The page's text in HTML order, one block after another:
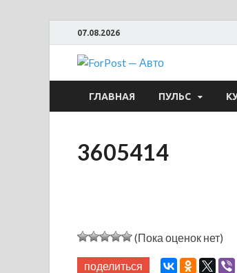
07.08.2026
ГЛАВНАЯ ПУЛЬС
3605414
(Пока оценок нет)
поделиться